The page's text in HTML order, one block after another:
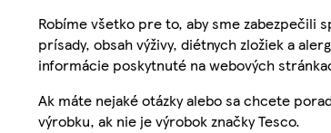
Robíme všetko pre to, aby sme
prísady, obsah výživy, diétnych zložiek a
informácie poskytnuté na webových
Ak máte nejaké otázky alebo sa chcete
výrobku, ak nie je výrobok značky Tesco.